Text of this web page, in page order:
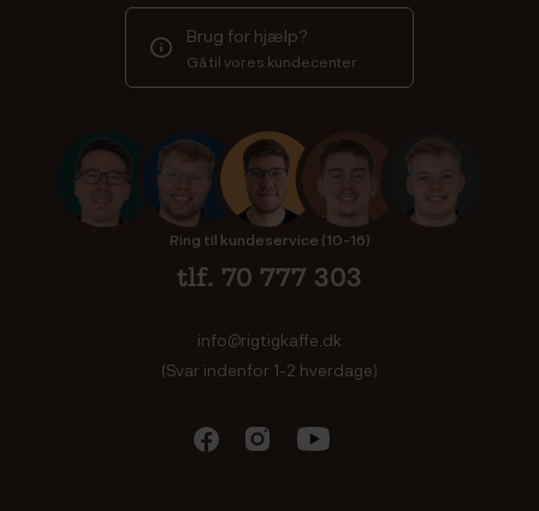
Brug for hjælp?
Gå til vores kundecenter
Ring til kundeservice (10-16)
tlf. 70 777 303
info@rigtigkaffe.dk
(Svar indenfor 1-2 hverdage)